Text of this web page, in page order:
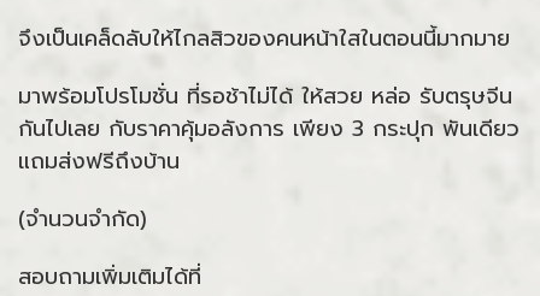
จึงเป็นเคล็ดลับให้ไกลสิวของคนหน้าใสในตอนนี้มากมาย
มาพร้อมโปรโมชั่น ที่รอช้าไม่ได้ ให้สวย หล่อ รับตรุษจีน
กันไปเลย กับราคาคุ้มอลังการ เพียง 3 กระปุก พันเดียว
แถมส่งฟรีถึงบ้าน
(จำนวนจำกัด)
สอบถามเพิ่มเติมได้ที่